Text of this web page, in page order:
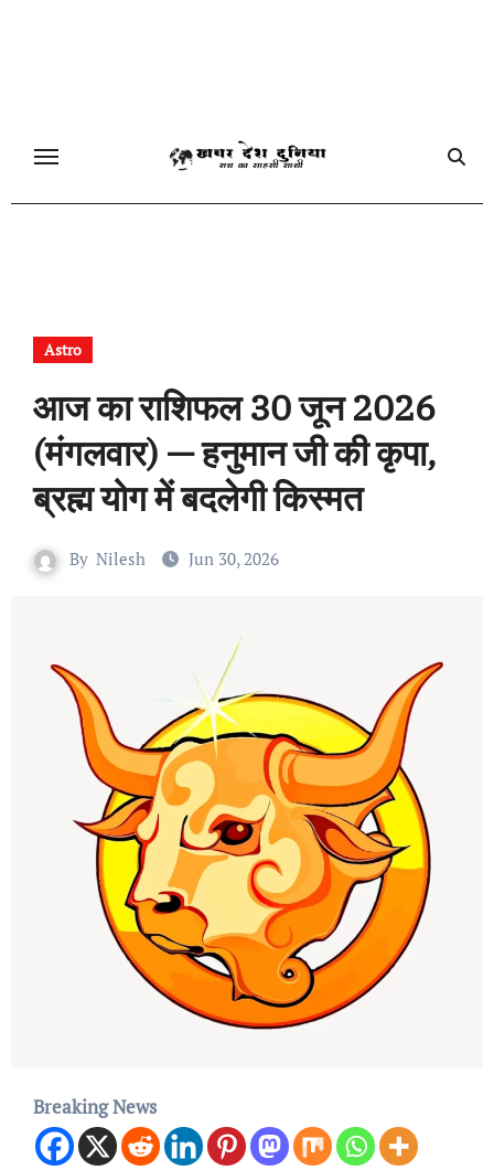
Astro
आज का राशिफल 30 जून 2026
(मंगलवार) — हनुमान जी की कृपा,
ब्रह्म योग में बदलेगी किस्मत
By Nilesh Jun 30, 2026
Breaking News